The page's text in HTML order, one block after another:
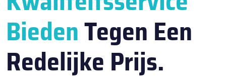
BiedenTegen Een
Redelijke Prijs.